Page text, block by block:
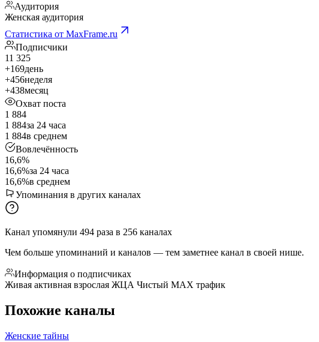
Аудитория
Женская аудитория
Статистика от MaxFrame.ru
Подписчики
11 325
+169день
+456неделя
+438месяц
Охват поста
1 884
1 884за 24 часа
1 884в среднем
Вовлечённость
16,6%
16,6%за 24 часа
16,6%в среднем
Упоминания в других каналах
Канал упомянули 494 раза в 256 каналах
Чем больше упоминаний и каналов — тем заметнее канал в своей нише.
Информация о подписчиках
Живая активная взрослая ЖЦА Чистый MAX трафик
Похожие каналы
Женские тайны